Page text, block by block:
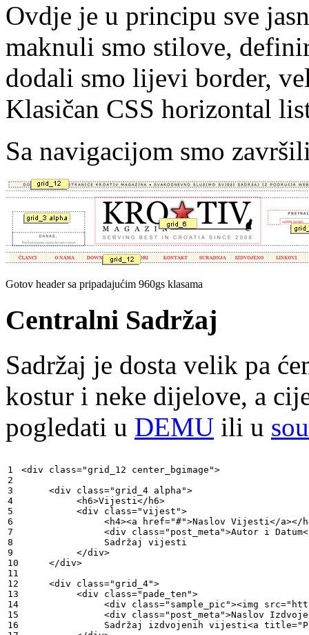
Ovdje je u principu sve
maknuli smo stilove,
dodali smo lijevi border,
Klasičan CSS horizontal
Sa navigacijom smo
Gotov header sa pripadajućim 960gs klasama
Centralni Sadržaj
Sadržaj je dosta velik pa
kostur i neke dijelove, a
pogledati u DEMU ili u
1
2
3
4
5
6
7
8
9
10
11
12
13
14
15
16
<div class="grid_12 center_bgimage">
     <div class="grid_4 alpha">
          <h6>Vijesti</h6>
          <div class="vijest">
<h4><a href="#">Naslov Vijesti</a></
<div class="post_meta">Autor i
               Sadržaj vijesti
          </div>
     </div>
     <div class="grid_4">
          <div class="pade_ten">
<div class="sample_pic"><img
<div class="post_meta">Naslov
Sadržaj izdvojenih vijesti<a